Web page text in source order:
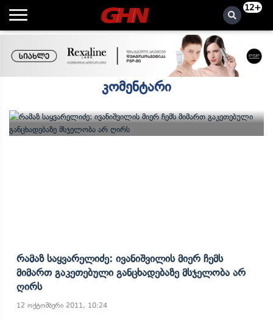
12+
კომენტარი
Რამაზ Საყვარელიძე: Ივანიშვილის Მიერ Ჩემს
Მიმართ Გაკეთებული Განცხადებაზე Მსჯელობა Არ
Ღირს
12 ოქტომბერი 2011, 10:24